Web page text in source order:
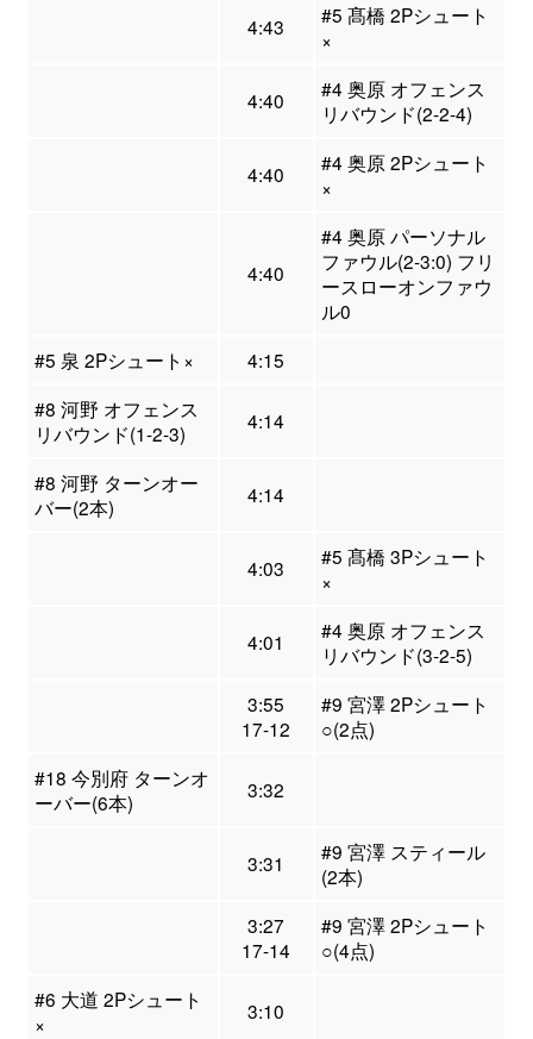
4:43
#5 髙橋 2Pシュート
×
4:40
#4 奥原 オフェンス
リバウンド(2-2-4)
4:40
#4 奥原 2Pシュート
×
4:40
#4 奥原 パーソナル
ファウル(2-3:0) フリ
ースローオンファウ
ル0
#5 泉 2Pシュート×
4:15
#8 河野 オフェンス
リバウンド(1-2-3)
4:14
#8 河野 ターンオー
バー(2本)
4:14
4:03
#5 髙橋 3Pシュート
×
4:01
#4 奥原 オフェンス
リバウンド(3-2-5)
3:55
17-12
#9 宮澤 2Pシュート
○(2点)
#18 今別府 ターンオ
ーバー(6本)
3:32
3:31
#9 宮澤 スティール
(2本)
3:27
17-14
#9 宮澤 2Pシュート
○(4点)
#6 大道 2Pシュート
×
3:10